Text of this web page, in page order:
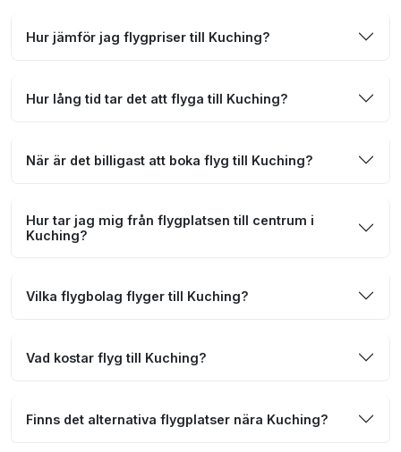
Hur jämför jag flygpriser till Kuching?
Hur lång tid tar det att flyga till Kuching?
När är det billigast att boka flyg till Kuching?
Hur tar jag mig från flygplatsen till centrum i
Kuching?
Vilka flygbolag flyger till Kuching?
Vad kostar flyg till Kuching?
Finns det alternativa flygplatser nära Kuching?